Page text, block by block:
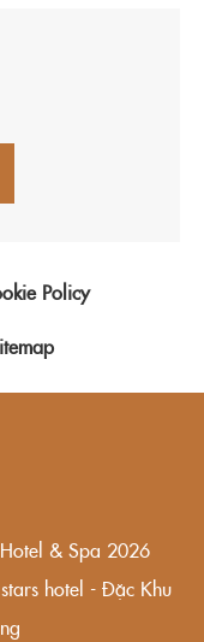
Policy
& Spa 2026
hotel - Đặc Khu